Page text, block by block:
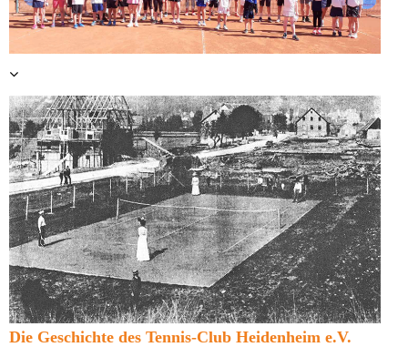
Die Geschichte des Tennis-Club Heidenheim e.V.